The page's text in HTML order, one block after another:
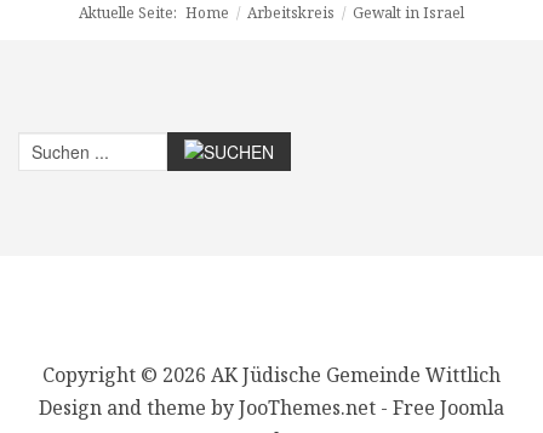
Aktuelle Seite: Home / Arbeitskreis / Gewalt in Israel
Copyright © 2026 AK Jüdische Gemeinde Wittlich
Design and theme by JooThemes.net - Free Joomla